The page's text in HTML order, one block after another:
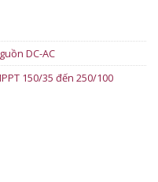
DC-AC
150/35 đến 250/100